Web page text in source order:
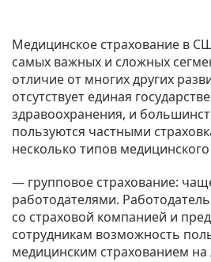
Медицинское страхование в
самых важных и сложных
отличие от многих других
отсутствует единая
здравоохранения, и
пользуются частными
несколько типов
— групповое страхование:
работодателями.
со страховой компанией и
сотрудникам возможность
медицинским страхованием на